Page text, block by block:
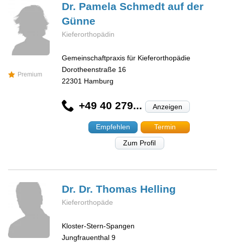
Premium
Dr. PamelaSchmedt auf der
Günne
Kieferorthopädin
Gemeinschaftpraxis für Kieferorthopädie
Dorotheenstraße 16
22301 Hamburg
+49 40 279... Anzeigen
Empfehlen
Termin
Zum Profil
Dr. Dr. Thomas Helling
Kieferorthopäde
Kloster-Stern-Spangen
Jungfrauenthal 9